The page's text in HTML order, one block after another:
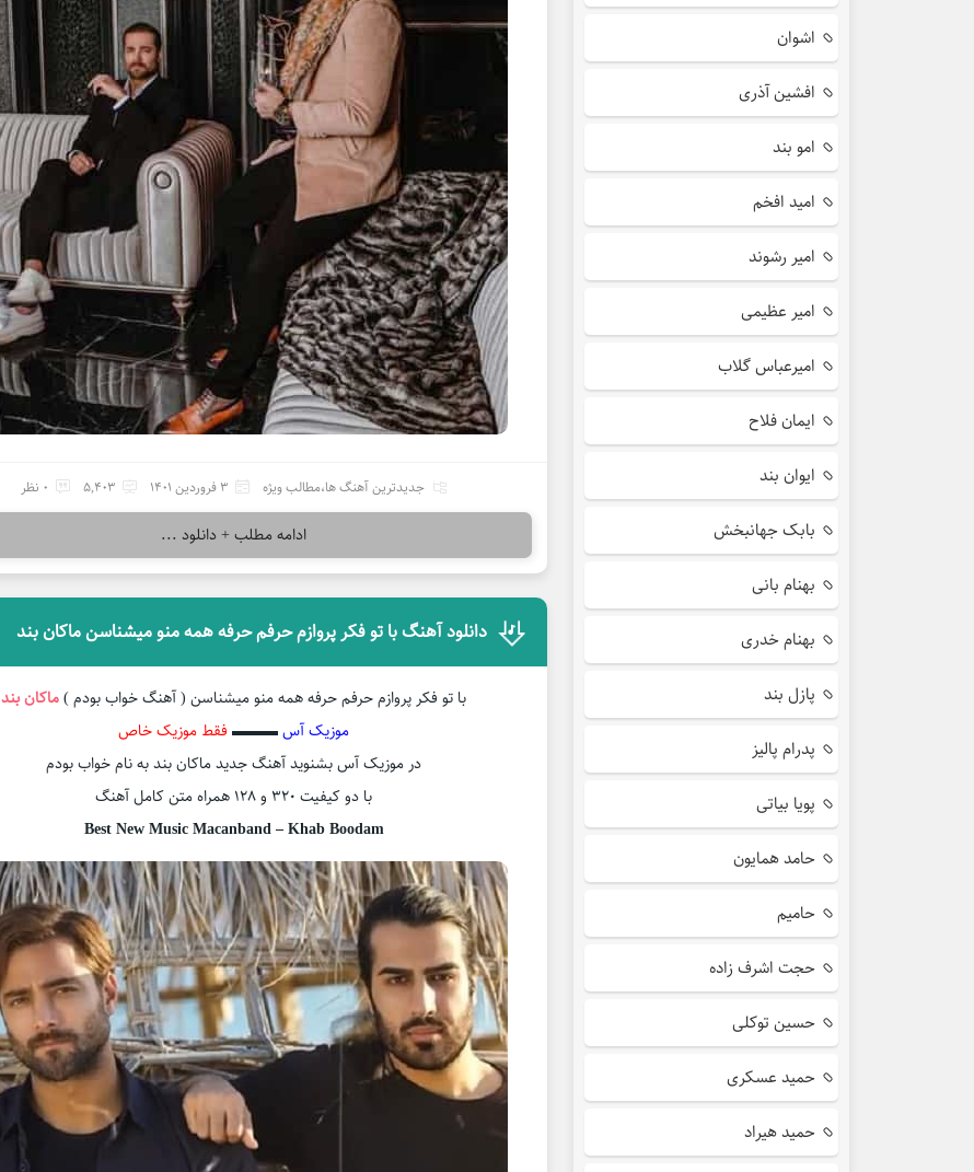
جدیدترین آهنگ ها،مطالب ویژه 3 فروردین 1401 5,403 0 نظر
ادامه مطلب + دانلود ...
دانلود آهنگ با تو فکر پروازم حرفم حرفه همه منو میشناسن ماکان بند
با تو فکر پروازم حرفم حرفه همه منو میشناسن ( آهنگ خواب بودم )ماکان بند
موزیک آس▬▬▬ فقط موزیک خاص
در موزیک آس بشنوید آهنگ جدید ماکان بند به نام خواب بودم
با دو کیفیت ۳۲۰ و ۱۲۸ همراه متن کامل آهنگ
Best New Music Macanband – Khab Boodam
اشوان
افشین آذری
امو بند
امید افخم
امیر رشوند
امیر عظیمی
امیرعباس گلاب
ایمان فلاح
ایوان بند
بابک جهانبخش
بهنام بانی
بهنام خدری
پازل بند
پدرام پالیز
پویا بیاتی
حامد همایون
حامیم
حجت اشرف زاده
حسین توکلی
حمید عسکری
حمید هیراد